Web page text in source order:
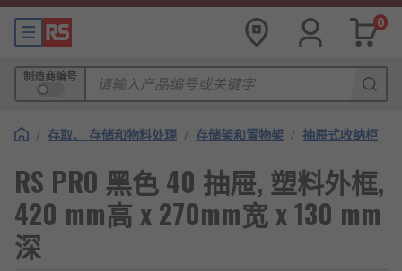
0
制造商编号
/ 存取、 存储和物料处理 / 存储架和置物架 / 抽屉式收纳柜
RS PRO 黑色 40 抽屉, 塑料外框,
420 mm高 x 270mm宽 x 130 mm
深